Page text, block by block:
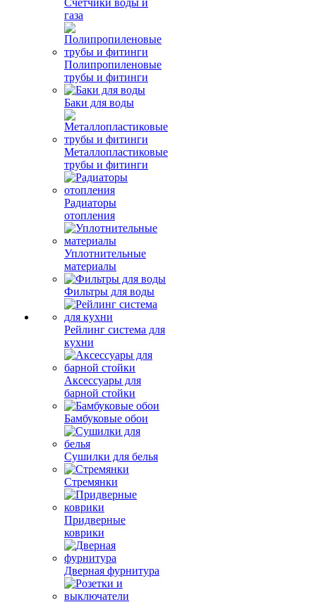
Счетчики воды и
газа
Полипропиленовые
трубы и фитинги
Баки для воды
Металлопластиковые
трубы и фитинги
Радиаторы
отопления
Уплотнительные
материалы
Фильтры для воды
Рейлинг система для
кухни
Аксессуары для
барной стойки
Бамбуковые обои
Сушилки для белья
Стремянки
Придверные
коврики
Дверная фурнитура